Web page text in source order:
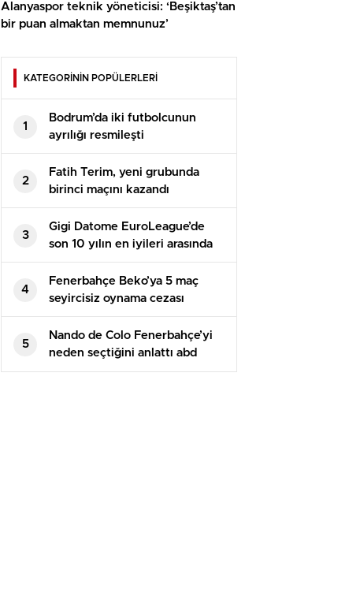
Alanyaspor teknik yöneticisi: ‘Beşiktaş’tan
bir puan almaktan memnunuz’
KATEGORİNİN POPÜLERLERİ
1
Bodrum’da iki futbolcunun
ayrılığı resmileşti
2
Fatih Terim, yeni grubunda
birinci maçını kazandı
3
Gigi Datome EuroLeague’de
son 10 yılın en iyileri arasında
4
Fenerbahçe Beko’ya 5 maç
seyircisiz oynama cezası
5
Nando de Colo Fenerbahçe’yi
neden seçtiğini anlattı abd